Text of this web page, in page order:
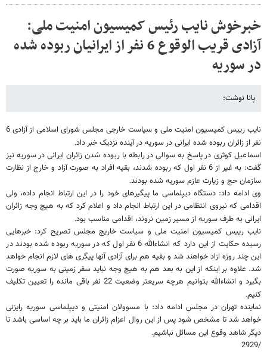
خبرخوش نایب رئیس کمیسیون امنیت ملی:
آزادی قریب الوقوع 6 نفر از ایرانیان ربوده شده
در سوریه
پانا نوشت:
نایب رییس کمیسیون امنیت ملی و سیاست خارجی مجلس شورای اسلامی از آزادی 6
نفر از زائران ربوده شده ایرانی در سوریه در آینده نزدیک خبر داد
اسماعیل کوثری در پاسخ به سوالی در رابطه با ربوده شدن زائران ایرانی در سوریه نیز
گفت: به غیر از 6 نفر اول که ربوده شدند، بقیه افراد به صورت آزاد و خارج از نظارت
سازمان حج و زیارت عازم سوریه شده بودند
وی ادامه داد: دستگاه دیپلماسی ما پیگیرهای خود را در این ارتباط انجام داده، ولی
اقدامی که نیروی انتظامی در این ارتباط انجام داد و اعلام کرد که به هیچ وجه زائران
ایرانی به طرف سوریه از مسیر زمین نروند، اقدامی مناسب بود
نایب رییس کمیسیون امنیت ملی و سیاست خاریج مجلس تصریح کرد: خبرهایی
رسیده حکایت از این دارد که انشاءالله 6 نفر اول که در سوریه ربوده شده بودند در
این چند روزه ازاد خواهند شد و بقیه هم برای آزادی آنها پیگری های لازم انجام خواهد
شد. علاوه بر اینکه از این به بعد هم به هیچ وجه نباید سفر زمینی به سوریه صورت
بگیرد و انشاءالله بتوانیم هرچه سریعتر وضعیت 22 نفر باقی مانده را تعیین تکلیف
کنیم
نماینده تهران در مجلس ادامه داد: با مسوولان امنیتی و دیپلماسی سوریه رایزنی
خواهد شد تا مشخص شود پس از این روال اعزام زائران ما باید بر چه اساسی باشد تا
دیگر شاهد وقوع این مسائل نباشیم
/2929